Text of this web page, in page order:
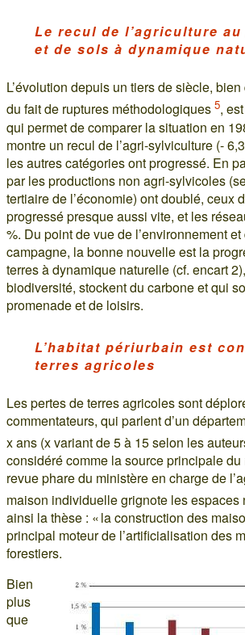
Le recul de l’agriculture
et de sols à dynamique
L’évolution depuis un tiers de siècle,
du fait de ruptures méthodologiques 5,
qui permet de comparer la situation en
montre un recul de l’agri-sylviculture (-
les autres catégories ont progressé. En
par les productions non agri-sylvicoles
tertiaire de l’économie) ont doublé, ceux
progressé presque aussi vite, et les
%. Du point de vue de l’environnement
campagne, la bonne nouvelle est la
terres à dynamique naturelle (cf. encart
biodiversité, stockent du carbone et qui
promenade et de loisirs.
L’habitat périurbain est
terres agricoles
Les pertes de terres agricoles sont
commentateurs, qui parlent d’un
x ans (x variant de 5 à 15 selon les
considéré comme la source principale
revue phare du ministère en charge de
maison individuelle grignote les espaces
ainsi la thèse : « la construction des
principal moteur de l’artificialisation des
forestiers.
Bien
plus
que